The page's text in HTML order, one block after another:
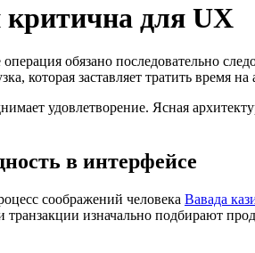
критична для UX
обязано последовательно
которая заставляет тратить время
удовлетворение. Ясная
в интерфейсе
соображений человека Вавада
изначально подбирают